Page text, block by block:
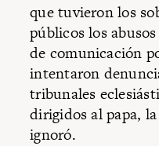
que tuvieron los
públicos los
de comunicación
intentaron
tribunales
dirigidos al papa,
ignoró.